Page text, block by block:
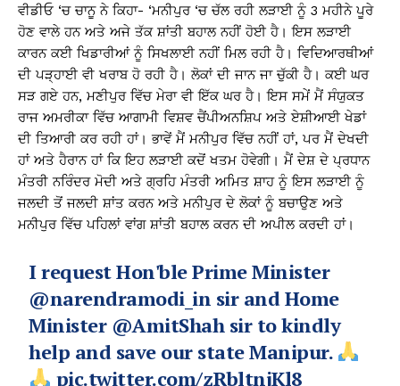
ਵੀਡੀਓ ‘ਚ ਚਾਨੂ ਨੇ ਕਿਹਾ- ‘ਮਨੀਪੁਰ ‘ਚ ਚੱਲ ਰਹੀ ਲੜਾਈ ਨੂੰ 3 ਮਹੀਨੇ ਪੂਰੇ
ਹੋਣ ਵਾਲੇ ਹਨ ਅਤੇ ਅਜੇ ਤੱਕ ਸ਼ਾਂਤੀ ਬਹਾਲ ਨਹੀਂ ਹੋਈ ਹੈ। ਇਸ ਲੜਾਈ
ਕਾਰਨ ਕਈ ਖਿਡਾਰੀਆਂ ਨੂੰ ਸਿਖਲਾਈ ਨਹੀਂ ਮਿਲ ਰਹੀ ਹੈ। ਵਿਦਿਆਰਥੀਆਂ
ਦੀ ਪੜ੍ਹਾਈ ਵੀ ਖਰਾਬ ਹੋ ਰਹੀ ਹੈ। ਲੋਕਾਂ ਦੀ ਜਾਨ ਜਾ ਚੁੱਕੀ ਹੈ। ਕਈ ਘਰ
ਸੜ ਗਏ ਹਨ, ਮਣੀਪੁਰ ਵਿੱਚ ਮੇਰਾ ਵੀ ਇੱਕ ਘਰ ਹੈ। ਇਸ ਸਮੇਂ ਮੈਂ ਸੰਯੁਕਤ
ਰਾਜ ਅਮਰੀਕਾ ਵਿੱਚ ਆਗਾਮੀ ਵਿਸ਼ਵ ਚੈਂਪੀਅਨਸ਼ਿਪ ਅਤੇ ਏਸ਼ੀਆਈ ਖੇਡਾਂ
ਦੀ ਤਿਆਰੀ ਕਰ ਰਹੀ ਹਾਂ। ਭਾਵੇਂ ਮੈਂ ਮਨੀਪੁਰ ਵਿੱਚ ਨਹੀਂ ਹਾਂ, ਪਰ ਮੈਂ ਦੇਖਦੀ
ਹਾਂ ਅਤੇ ਹੈਰਾਨ ਹਾਂ ਕਿ ਇਹ ਲੜਾਈ ਕਦੋਂ ਖਤਮ ਹੋਵੇਗੀ। ਮੈਂ ਦੇਸ਼ ਦੇ ਪ੍ਰਧਾਨ
ਮੰਤਰੀ ਨਰਿੰਦਰ ਮੋਦੀ ਅਤੇ ਗ੍ਰਹਿ ਮੰਤਰੀ ਅਮਿਤ ਸ਼ਾਹ ਨੂੰ ਇਸ ਲੜਾਈ ਨੂੰ
ਜਲਦੀ ਤੋਂ ਜਲਦੀ ਸ਼ਾਂਤ ਕਰਨ ਅਤੇ ਮਨੀਪੁਰ ਦੇ ਲੋਕਾਂ ਨੂੰ ਬਚਾਉਣ ਅਤੇ
ਮਨੀਪੁਰ ਵਿੱਚ ਪਹਿਲਾਂ ਵਾਂਗ ਸ਼ਾਂਤੀ ਬਹਾਲ ਕਰਨ ਦੀ ਅਪੀਲ ਕਰਦੀ ਹਾਂ।
I request Hon'ble Prime Minister
@narendramodi_in sir and Home
Minister @AmitShahsir to kindly
help and save our state Manipur.
pic.twitter.com/zRbltnjKl8